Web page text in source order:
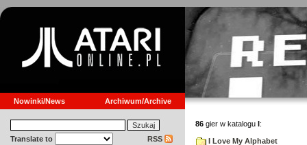
Nowinki/News Archiwum/Archive
Translate to RSS
86 gier w katalogu I:
I Love My Alphabet